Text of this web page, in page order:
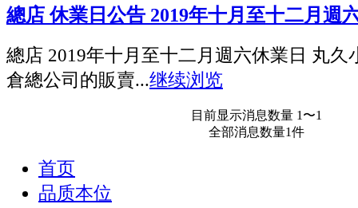
總店 休業日公告 2019年十月至十二月週
總店 2019年十月至十二月週六休業日 丸久
倉總公司的販賣...继续浏览
目前显示消息数量 1〜1
全部消息数量1件
首页
品质本位